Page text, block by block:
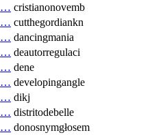
… cristianonovemb
… cutthegordiankn
… dancingmania
… deautorregulaci
… dene
… developingangle
… dikj
… distritodebelle
… donosnymgłosem